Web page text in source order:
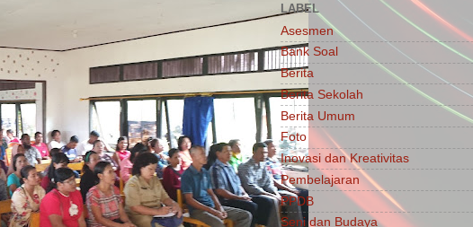
LABEL
Asesmen
Bank Soal
Berita
Berita Sekolah
Berita Umum
Foto
Inovasi dan Kreativitas
Pembelajaran
PPDB
Seni dan Budaya